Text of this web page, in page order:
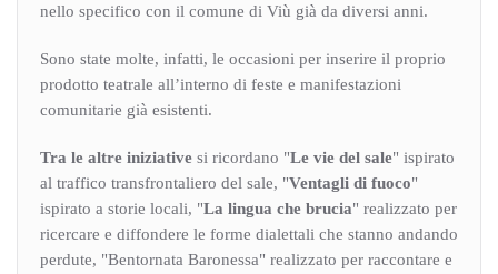
nello specifico con il comune di Viù già da diversi anni.
Sono state molte, infatti, le occasioni per inserire il proprio
prodotto teatrale all’interno di feste e manifestazioni
comunitarie già esistenti.
Tra le altre iniziative si ricordano "Le vie del sale" ispirato
al traffico transfrontaliero del sale, "Ventagli di fuoco"
ispirato a storie locali, "La lingua che brucia" realizzato per
ricercare e diffondere le forme dialettali che stanno andando
perdute, "Bentornata Baronessa" realizzato per raccontare e